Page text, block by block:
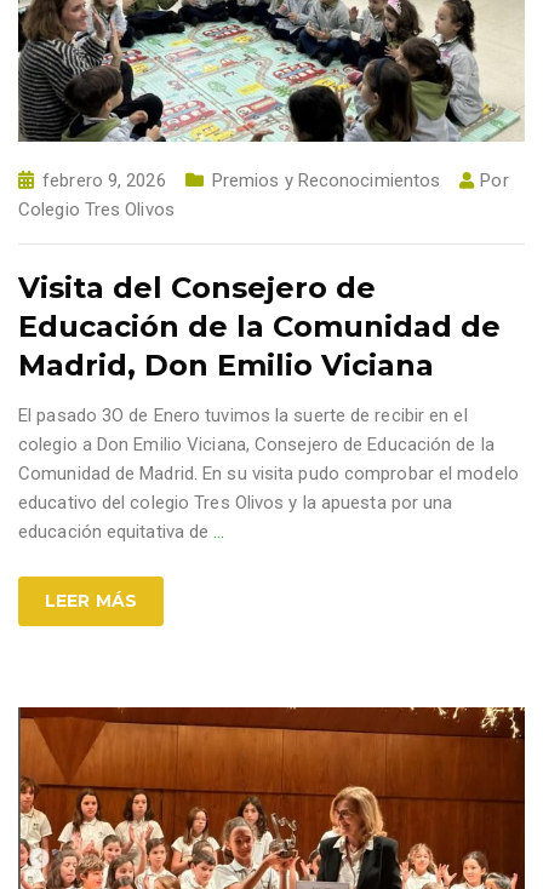
febrero 9, 2026 Premios y Reconocimientos
Por
Colegio Tres Olivos
Visita del Consejero de
Educación de la Comunidad de
Madrid, Don Emilio Viciana
El pasado 3O de Enero tuvimos la suerte de recibir en el
colegio a Don Emilio Viciana, Consejero de Educación de la
Comunidad de Madrid. En su visita pudo comprobar el modelo
educativo del colegio Tres Olivos y la apuesta por una
educación equitativa de…
LEER MÁS